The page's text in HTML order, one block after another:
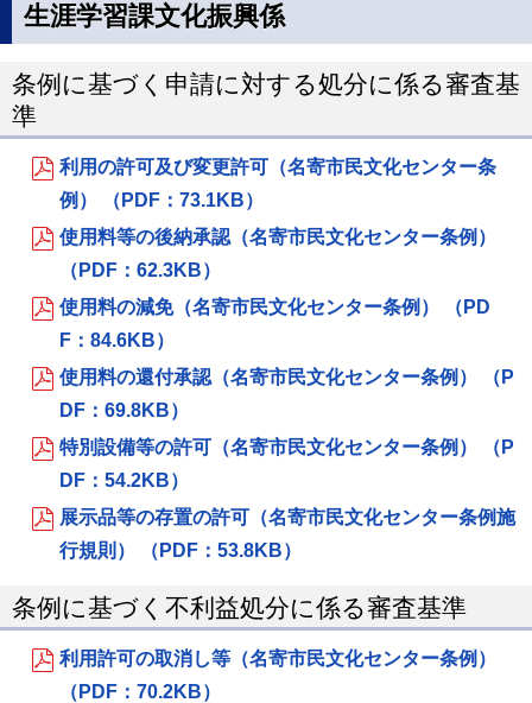
生涯学習課文化振興係
条例に基づく申請に対する処分に係る審査基
準
利用の許可及び変更許可（名寄市民文化センター条
例） （PDF：73.1KB）
使用料等の後納承認（名寄市民文化センター条例）
（PDF：62.3KB）
使用料の減免（名寄市民文化センター条例） （PD
F：84.6KB）
使用料の還付承認（名寄市民文化センター条例） （P
DF：69.8KB）
特別設備等の許可（名寄市民文化センター条例） （P
DF：54.2KB）
展示品等の存置の許可（名寄市民文化センター条例施
行規則） （PDF：53.8KB）
条例に基づく不利益処分に係る審査基準
利用許可の取消し等（名寄市民文化センター条例）
（PDF：70.2KB）